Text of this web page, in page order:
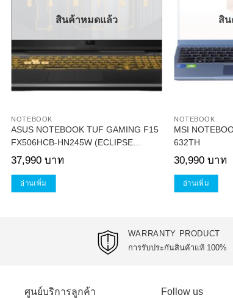
สินค้าหมดแล้ว
NOTEBOOK
ASUS NOTEBOOK TUF GAMING F15
FX506HCB-HN245W (ECLIPSE
GREY)
37,990บาท
อ่านเพิ่ม
สิ
NOTEBOOK
MSI
632TH
30,990บาท
อ่านเพิ่ม
WARRANTY PRODUCT
การรับประกันสินค้าแท้ 100%
ศูนย์บริการลูกค้า
Follow us